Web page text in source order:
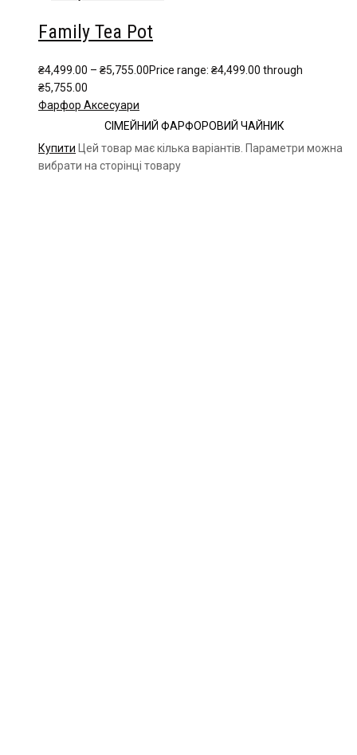
Family Tea Pot
₴4,499.00 – ₴5,755.00Price range: ₴4,499.00 through
₴5,755.00
Фарфор Аксесуари
СІМЕЙНИЙ ФАРФОРОВИЙ ЧАЙНИК
Купити Цей товар має кілька варіантів. Параметри можна
вибрати на сторінці товару